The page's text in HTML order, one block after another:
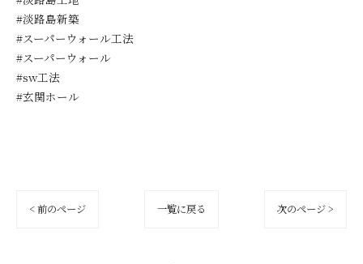
#淡路島新築
#スーパーウォール工法
#スーパーウォール
#sw工法
#玄関ホール
< 前のページ 一覧に戻る 次のページ >